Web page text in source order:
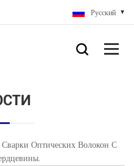
Русский
Оптических Волокон С